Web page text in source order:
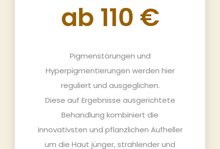
ab 110 €
Pigmenstörungen und
Hyperpigmentierungen werden hier
reguliert und ausgeglichen.
Diese auf Ergebnisse ausgerichtete
Behandlung kombiniert die
innovativsten und pflanzlichen Aufheller
um die Haut jünger, strahlender und